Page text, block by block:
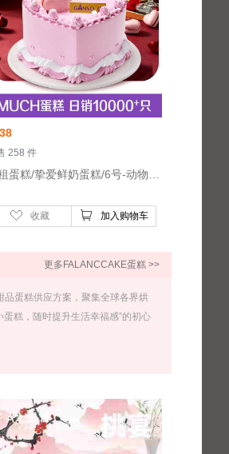
258 件
收藏 加入购物车
更多FALANCCAKE蛋糕 >>
蛋糕供应方案，聚集全球各界烘
糕，随时提升生活幸福感”的初心